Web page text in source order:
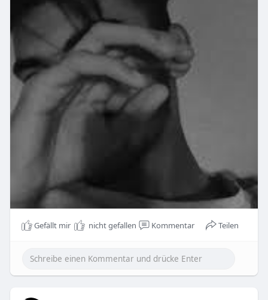
Gefällt mir nicht gefallen Kommentar Teilen